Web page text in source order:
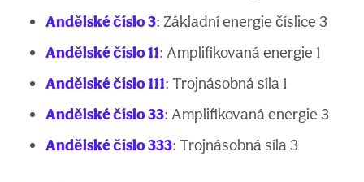
Andělské číslo 3: Základní energie číslice 3
Andělské číslo 11: Amplifikovaná energie 1
Andělské číslo 111: Trojnásobná síla 1
Andělské číslo 33: Amplifikovaná energie 3
Andělské číslo 333: Trojnásobná síla 3